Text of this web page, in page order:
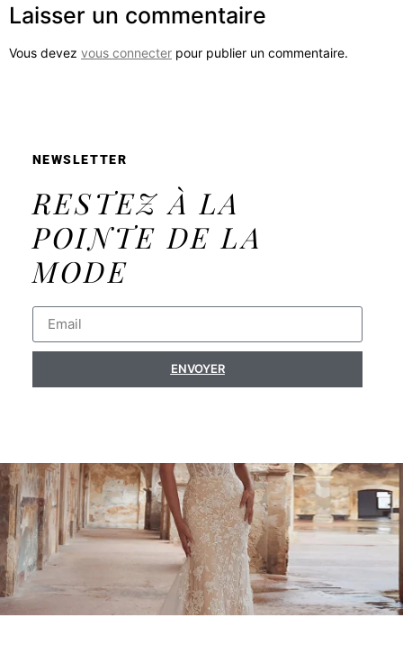
Laisser un commentaire
Vous devez vous connecter pour publier un commentaire.
NEWSLETTER
RESTEZ À LA
POINTE DE LA
MODE
ENVOYER